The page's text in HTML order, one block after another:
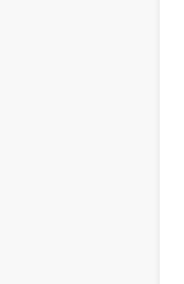
की साहित्य-